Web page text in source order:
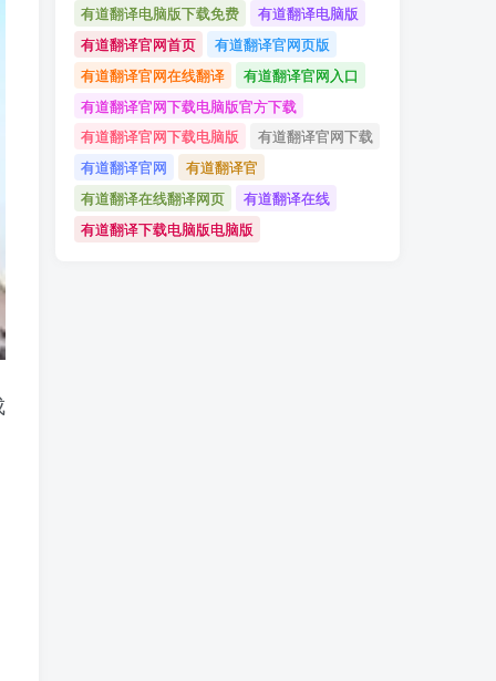
有道翻译电脑版下载免费
有道翻译电脑版
有道翻译官网首页
有道翻译官网页版
有道翻译官网在线翻译
有道翻译官网入口
有道翻译官网下载电脑版官方下载
有道翻译官网下载电脑版
有道翻译官网下载
有道翻译官网
有道翻译官
有道翻译在线翻译网页
有道翻译在线
有道翻译下载电脑版电脑版